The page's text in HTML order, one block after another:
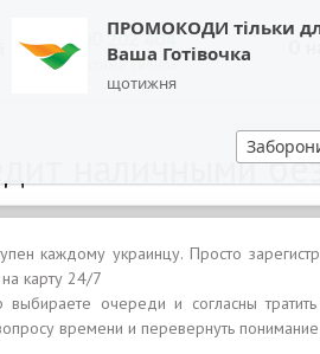
ПРОМОКОДИ тільки
Ваша Готівочка
щотижня
0800 202 404
Обратный звонок
наличными
каждому украинцу. Просто
карту 24/7
очереди и согласны
времени и перевернуть